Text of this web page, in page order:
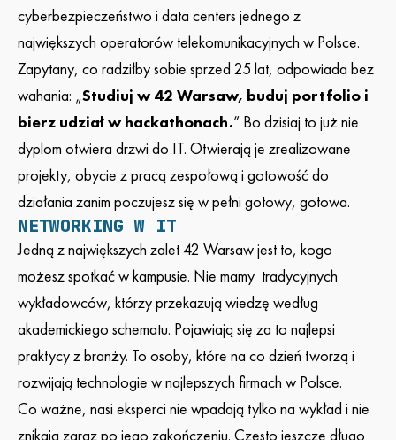
cyberbezpieczeństwo i data centers jednego z
największych operatorów telekomunikacyjnych w Polsce.
Zapytany, co radziłby sobie sprzed 25 lat, odpowiada bez
wahania: „Studiuj w 42 Warsaw, buduj portfolio i
bierz udział w hackathonach.” Bo dzisiaj to już nie
dyplom otwiera drzwi do IT. Otwierają je zrealizowane
projekty, obycie z pracą zespołową i gotowość do
działania zanim poczujesz się w pełni gotowy, gotowa.
NETWORKING W IT
Jedną z największych zalet 42 Warsaw jest to, kogo
możesz spotkać w kampusie. Nie mamy tradycyjnych
wykładowców, którzy przekazują wiedzę według
akademickiego schematu. Pojawiają się za to najlepsi
praktycy z branży. To osoby, które na co dzień tworzą i
rozwijają technologie w najlepszych firmach w Polsce.
Co ważne, nasi eksperci nie wpadają tylko na wykład i nie
znikają zaraz po jego zakończeniu. Często jeszcze długo